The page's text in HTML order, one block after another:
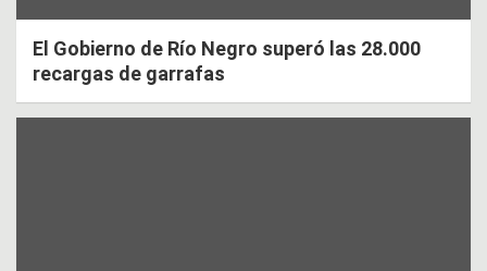
El Gobierno de Río Negro superó las 28.000
recargas de garrafas